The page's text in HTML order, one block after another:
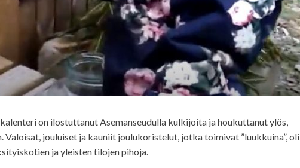
on ilostuttanut Asemanseudulla kulkijoita ja houkuttanut ylös,
Valoisat, jouluiset ja kauniit joulukoristelut, jotka toimivat ”luukkuina”, oli
ja yleisten tilojen pihoja.